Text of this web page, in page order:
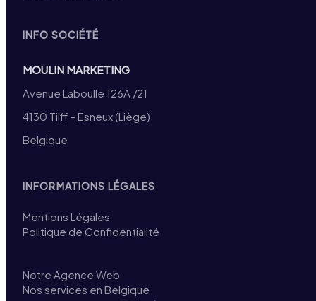
INFO SOCIÉTÉ
MOULIN MARKETING
Avenue Laboulle 126A /21
4130 Tilff – Esneux (Liège)
Belgique
INFORMATIONS LÉGALES
Mentions Légales
Politique de Confidentialité
Notre Agence Web
Nos services en Belgique